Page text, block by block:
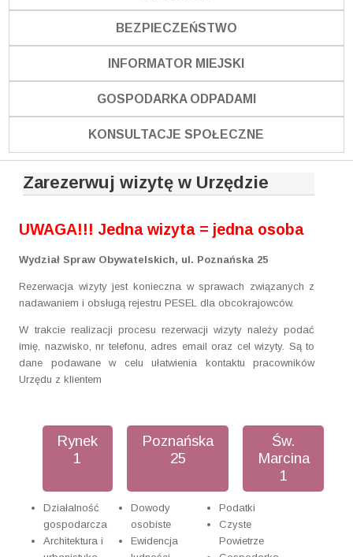
BEZPIECZEŃSTWO
INFORMATOR MIEJSKI
GOSPODARKA ODPADAMI
KONSULTACJE SPOŁECZNE
Zarezerwuj wizytę w Urzędzie
UWAGA!!! Jedna wizyta = jedna osoba
Wydział Spraw Obywatelskich, ul. Poznańska 25
Rezerwacja wizyty jest konieczna w sprawach związanych z
nadawaniem i obsługą rejestru PESEL dla obcokrajowców.
W trakcie realizacji procesu rezerwacji wizyty należy podać
imię, nazwisko, nr telefonu, adres email oraz cel wizyty. Są to
dane podawane w celu ułatwienia kontaktu pracowników
Urzędu z klientem
Rynek
1
Poznańska
25
Św.
Marcina
1
Działalność
gospodarcza
Architektura i
Dowody
osobiste
Ewidencja
Podatki
Czyste
Powietrze